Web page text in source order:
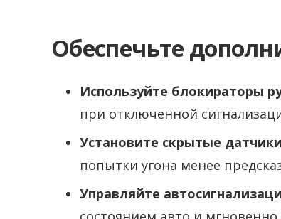
Обеспечьте
Используйте блокираторы
при отключенной
Установите скрытые
попытки угона менее
Управляйте